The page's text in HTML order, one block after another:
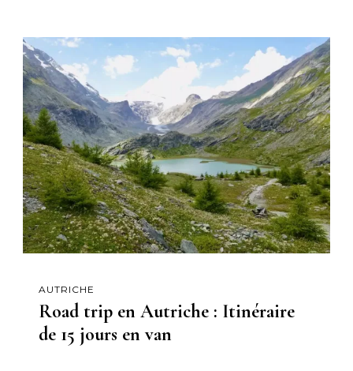
AUTRICHE
Road trip en Autriche : Itinéraire
de 15 jours en van